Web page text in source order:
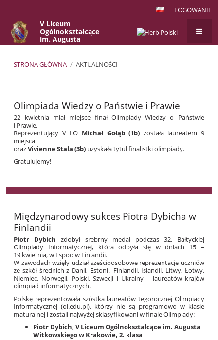
LOGOWANIE
V Liceum
Ogólnokształcące
im. Augusta
Witkowskiego
STRONA GŁÓWNA / AKTUALNOŚCI
Olimpiada Wiedzy o Państwie i Prawie
22 kwietnia miał miejsce finał Olimpiady Wiedzy o Państwie
i Prawie.
Reprezentujący V LO Michał Gołąb (1b) została laureatem 9
miejsca
orazVivienne Stala (3b) uzyskała tytuł finalistki olimpiady.
Gratulujemy!
Międzynarodowy sukces Piotra Dybicha w
Finlandii
Piotr Dybich zdobył srebrny medal podczas 32. Bałtyckiej
Olimpiady Informatycznej, która odbyła się w dniach 15 –
19 kwietnia, w Espoo w Finlandii.
W zawodach wzięły udział sześcioosobowe reprezentacje uczniów
ze szkół średnich z Danii, Estonii, Finlandii, Islandii. Litwy, Łotwy,
Niemiec, Norwegii, Polski, Szwecji i Ukrainy – laureatów krajów
olimpiad informatycznych.
Polskę reprezentowała szóstka laureatów tegorocznej Olimpiady
Informatycznej (oi.edu.pl), którzy nie są programowo w klasie
maturalnej i zostali najwyżej sklasyfikowani w finale Olimpiady:
Piotr Dybich, V Liceum Ogólnokształcące im. Augusta
Witkowskiego w Krakowie, 2. klasa